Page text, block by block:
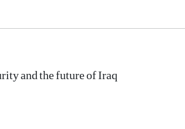
and the future of Iraq